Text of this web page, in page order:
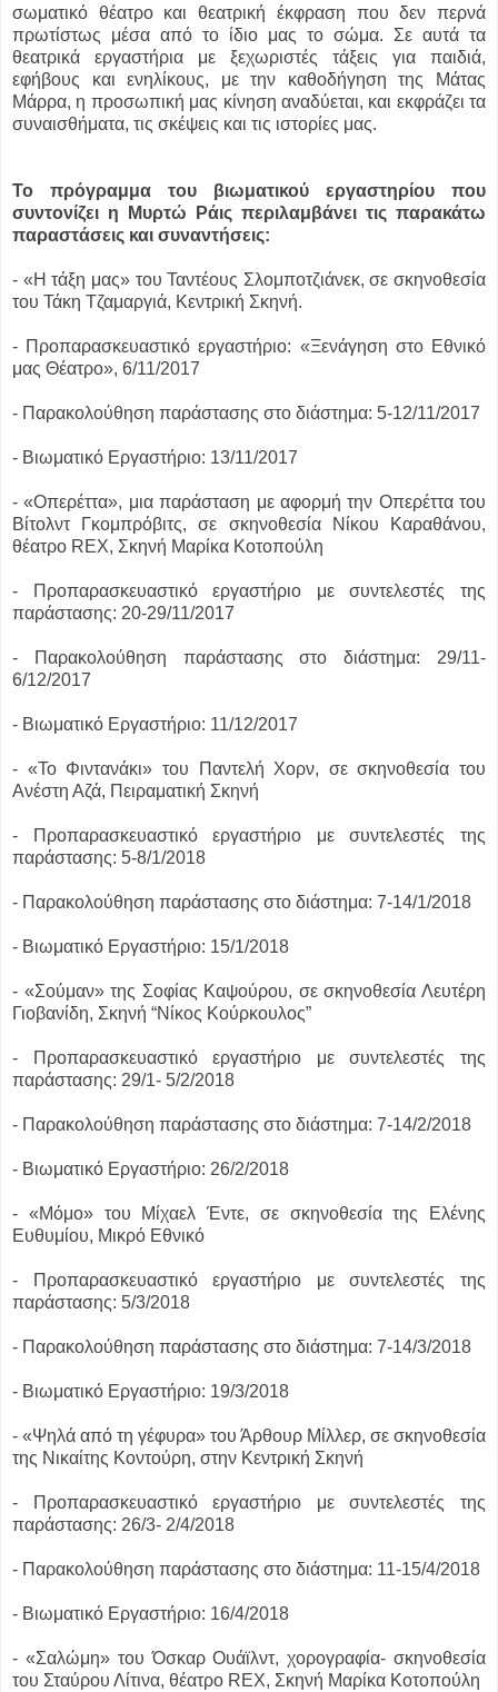
σωματικό θέατρο και θεατρική έκφραση που δεν περνά
πρωτίστως μέσα από το ίδιο μας το σώμα. Σε αυτά τα
θεατρικά εργαστήρια με ξεχωριστές τάξεις για παιδιά,
εφήβους και ενηλίκους, με την καθοδήγηση της Μάτας
Μάρρα, η προσωπική μας κίνηση αναδύεται, και εκφράζει τα
συναισθήματα, τις σκέψεις και τις ιστορίες μας.
Το πρόγραμμα του βιωματικού εργαστηρίου που
συντονίζει η Μυρτώ Ράις περιλαμβάνει τις παρακάτω
παραστάσεις και συναντήσεις:
- «Η τάξη μας» του Ταντέους Σλομποτζιάνεκ, σε σκηνοθεσία
του Τάκη Τζαμαργιά, Κεντρική Σκηνή.
- Προπαρασκευαστικό εργαστήριο: «Ξενάγηση στο Εθνικό
μας Θέατρο», 6/11/2017
- Παρακολούθηση παράστασης στο διάστημα: 5-12/11/2017
- Βιωματικό Εργαστήριο: 13/11/2017
- «Οπερέττα», μια παράσταση με αφορμή την Οπερέττα του
Βίτολντ Γκομπρόβιτς, σε σκηνοθεσία Νίκου Καραθάνου,
θέατρο REX, Σκηνή Μαρίκα Κοτοπούλη
- Προπαρασκευαστικό εργαστήριο με συντελεστές της
παράστασης: 20-29/11/2017
- Παρακολούθηση παράστασης στο διάστημα: 29/11-
6/12/2017
- Βιωματικό Εργαστήριο: 11/12/2017
- «Το Φιντανάκι» του Παντελή Χορν, σε σκηνοθεσία του
Ανέστη Αζά, Πειραματική Σκηνή
- Προπαρασκευαστικό εργαστήριο με συντελεστές της
παράστασης: 5-8/1/2018
- Παρακολούθηση παράστασης στο διάστημα: 7-14/1/2018
- Βιωματικό Εργαστήριο: 15/1/2018
- «Σούμαν» της Σοφίας Καψούρου, σε σκηνοθεσία Λευτέρη
Γιοβανίδη, Σκηνή “Νίκος Κούρκουλος”
- Προπαρασκευαστικό εργαστήριο με συντελεστές της
παράστασης: 29/1- 5/2/2018
- Παρακολούθηση παράστασης στο διάστημα: 7-14/2/2018
- Βιωματικό Εργαστήριο: 26/2/2018
- «Μόμο» του Μίχαελ Έντε, σε σκηνοθεσία της Ελένης
Ευθυμίου, Μικρό Εθνικό
- Προπαρασκευαστικό εργαστήριο με συντελεστές της
παράστασης: 5/3/2018
- Παρακολούθηση παράστασης στο διάστημα: 7-14/3/2018
- Βιωματικό Εργαστήριο: 19/3/2018
- «Ψηλά από τη γέφυρα» του Άρθουρ Μίλλερ, σε σκηνοθεσία
της Νικαίτης Κοντούρη, στην Κεντρική Σκηνή
- Προπαρασκευαστικό εργαστήριο με συντελεστές της
παράστασης: 26/3- 2/4/2018
- Παρακολούθηση παράστασης στο διάστημα: 11-15/4/2018
- Βιωματικό Εργαστήριο: 16/4/2018
- «Σαλώμη» του Όσκαρ Ουάϊλντ, χορογραφία- σκηνοθεσία
του Σταύρου Λίτινα, θέατρο REX, Σκηνή Μαρίκα Κοτοπούλη